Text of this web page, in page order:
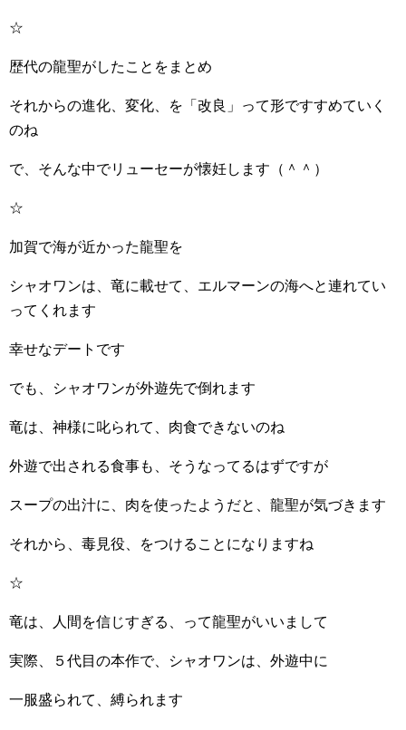
☆
歴代の龍聖がしたことをまとめ
それからの進化、変化、を「改良」って形ですすめていく
のね
で、そんな中でリューセーが懐妊します（＾＾）
☆
加賀で海が近かった龍聖を
シャオワンは、竜に載せて、エルマーンの海へと連れてい
ってくれます
幸せなデートです
でも、シャオワンが外遊先で倒れます
竜は、神様に叱られて、肉食できないのね
外遊で出される食事も、そうなってるはずですが
スープの出汁に、肉を使ったようだと、龍聖が気づきます
それから、毒見役、をつけることになりますね
☆
竜は、人間を信じすぎる、って龍聖がいいまして
実際、５代目の本作で、シャオワンは、外遊中に
一服盛られて、縛られます